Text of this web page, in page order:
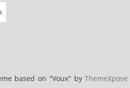
based on "Voux" byThemeXpose